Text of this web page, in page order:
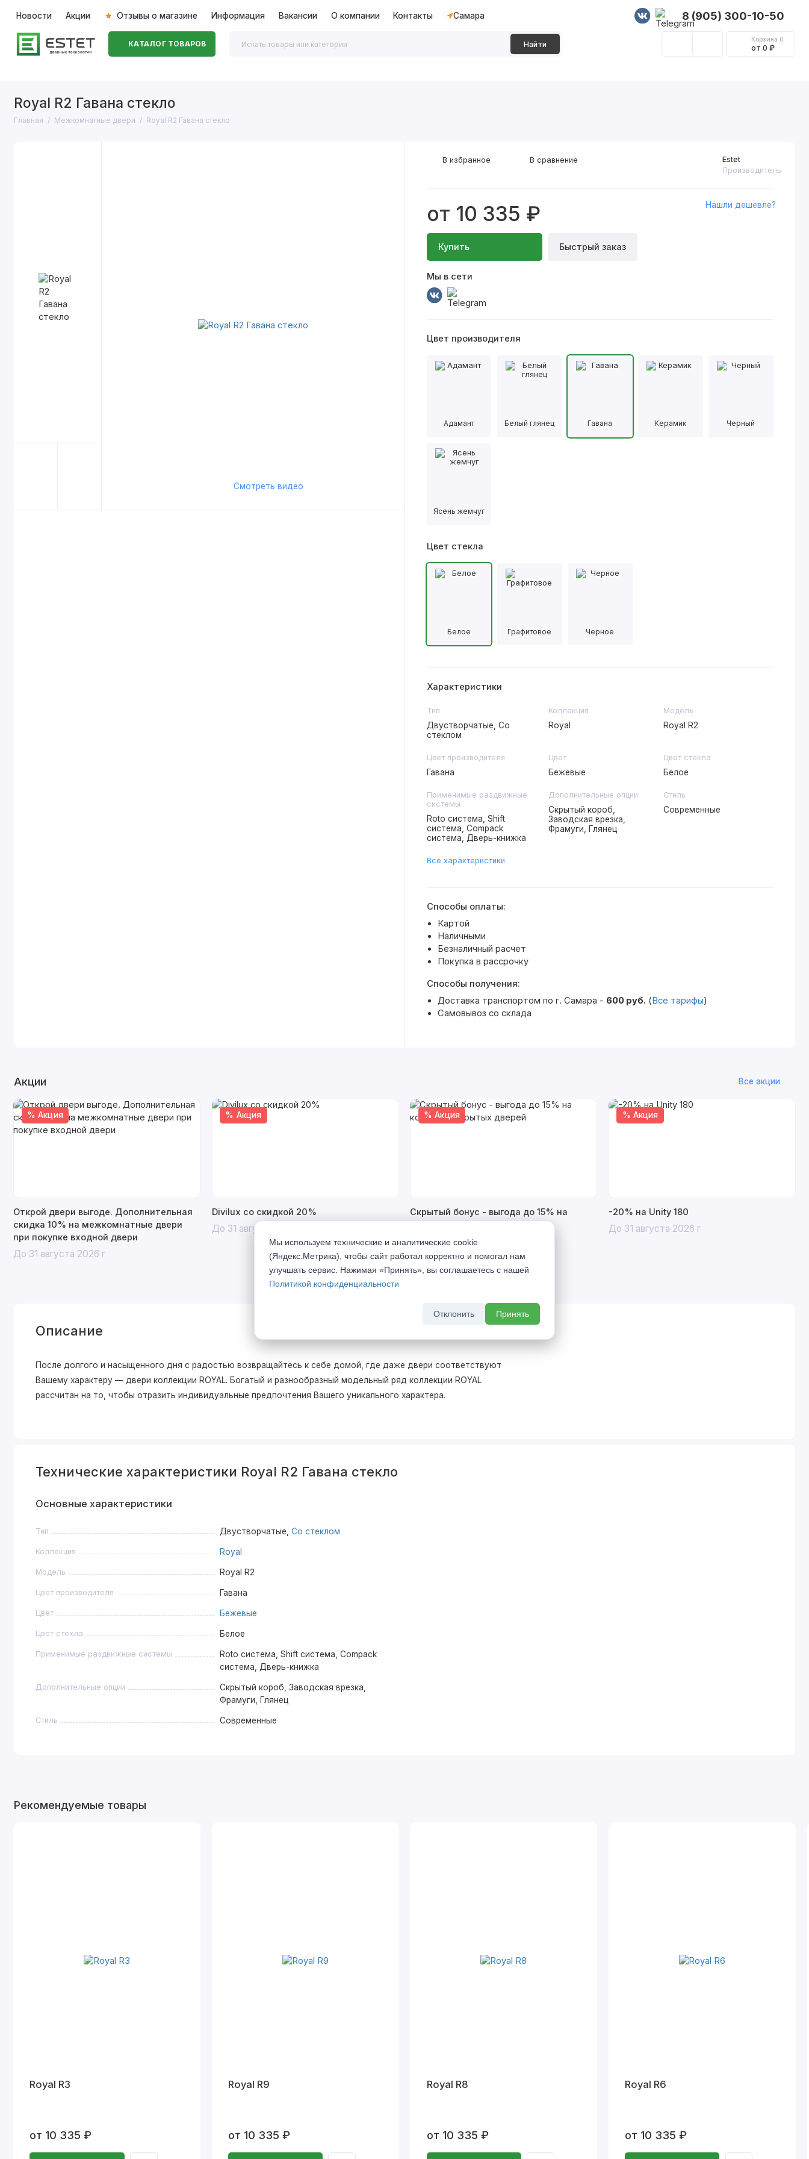
Новости Акции Отзывы о магазине Информация Вакансии О компании Контакты Самара 8 (905) 300-10-50
КАТАЛОГ ТОВАРОВ Найти
Корзина 0
от 0 ₽
Royal R2 Гавана стекло
Главная Межкомнатные двери Royal R2 Гавана стекло
Смотреть видео
Estet
Производитель
от 10 335 ₽
Купить Быстрый заказ
Нашли дешевле?
Мы в сети
В избранное В сравнение
Цвет производителя
Адамант Белый глянец Гавана Керамик Черный
Ясень жемчуг
Цвет стекла
Белое Графитовое Черное
Характеристики
Тип
Двустворчатые, Со
стеклом
Коллекция
Royal
Модель
Royal R2
Цвет производителя
Гавана
Цвет
Бежевые
Цвет стекла
Белое
Применимые раздвижные
системы
Roto система, Shift
система, Compack
система, Дверь-книжка
Дополнительные опции
Скрытый короб,
Заводская врезка,
Фрамуги, Глянец
Стиль
Современные
Все характеристики
Способы оплаты:
Картой
Наличными
Безналичный расчет
Покупка в рассрочку
Способы получения:
Доставка транспортом по г. Самара - 600 руб. ( Все тарифы)
Самовывоз со склада
Акции Все акции
% Акция
Открой двери выгоде. Дополнительная
скидка 10% на межкомнатные двери
при покупке входной двери
До 31 августа 2026 г
% Акция
Divilux со скидкой 20%
До 31 августа 2026 г
% Акция
Скрытый бонус - выгода до 15% на
До 31 августа 2026 г
% Акция
-20% на Unity 180
До 31 августа 2026 г
Описание
После долгого и насыщенного дня с радостью возвращайтесь к себе домой, где даже двери соответствуют
Вашему характеру — двери коллекции ROYAL. Богатый и разнообразный модельный ряд коллекции ROYAL
рассчитан на то, чтобы отразить индивидуальные предпочтения Вашего уникального характера.
Технические характеристики Royal R2 Гавана стекло
Основные характеристики
Тип Двустворчатые, Со стеклом
Коллекция Royal
Модель Royal R2
Цвет производителя Гавана
Цвет Бежевые
Цвет стекла Белое
Применимые раздвижные системы
Roto система, Shift система, Compack
система, Дверь-книжка
Дополнительные опции
Скрытый короб, Заводская врезка,
Фрамуги, Глянец
Стиль Современные
Рекомендуемые товары
Royal R3
от 10 335 ₽
Royal R9
от 10 335 ₽
Royal R8
от 10 335 ₽
Royal R6
от 10 335 ₽
Мы используем технические и аналитические cookie
(Яндекс.Метрика), чтобы сайт работал корректно и помогал нам
улучшать сервис. Нажимая «Принять», вы соглашаетесь с нашей
Политикой конфиденциальности
Отклонить Принять